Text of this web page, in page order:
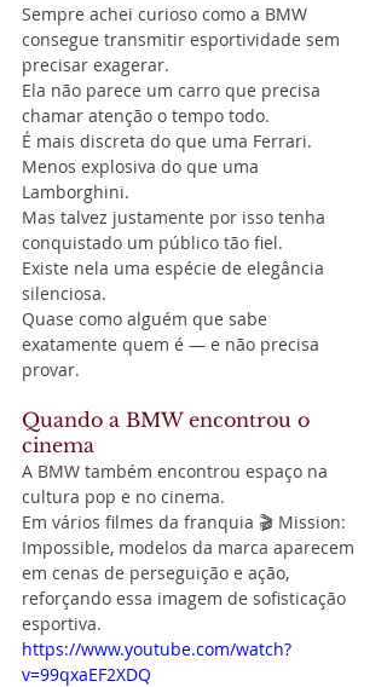
Sempre achei curioso como a BMW
consegue transmitir esportividade sem
precisar exagerar.
Ela não parece um carro que precisa
chamar atenção o tempo todo.
É mais discreta do que uma Ferrari.
Menos explosiva do que uma
Lamborghini.
Mas talvez justamente por isso tenha
conquistado um público tão fiel.
Existe nela uma espécie de elegância
silenciosa.
Quase como alguém que sabe
exatamente quem é — e não precisa
provar.
Quando a BMW encontrou o
cinema
A BMW também encontrou espaço na
cultura pop e no cinema.
Em vários filmes da franquia 🎬 Mission:
Impossible, modelos da marca aparecem
em cenas de perseguição e ação,
reforçando essa imagem de sofisticação
esportiva.
https://www.youtube.com/watch?
v=99qxaEF2XDQ